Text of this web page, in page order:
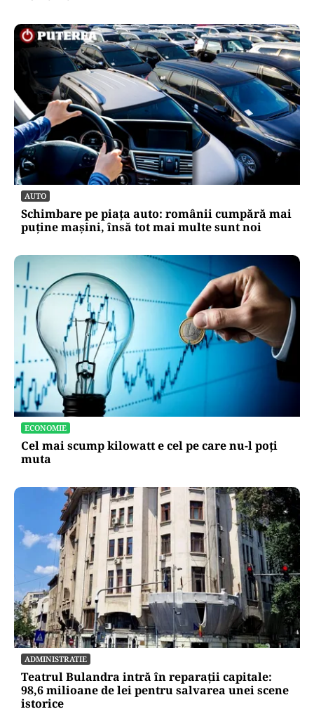
SĂNĂTATE
Cât costă să-ți salvezi câinele sau pisica în
România
AUTO
Schimbare pe piața auto: românii cumpără mai
puține mașini, însă tot mai multe sunt noi
ECONOMIE
Cel mai scump kilowatt e cel pe care nu-l poți
muta